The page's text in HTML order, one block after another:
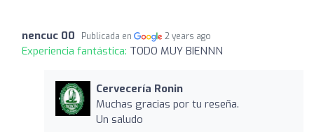
nencuc 00 Publicada en 2 years ago
Experiencia fantástica: TODO MUY BIENNN
Cervecería Ronin
Muchas gracias por tu reseña.
Un saludo